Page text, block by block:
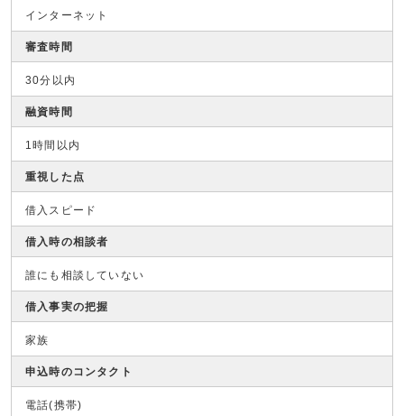
インターネット
審査時間
30分以内
融資時間
1時間以内
重視した点
借入スピード
借入時の相談者
誰にも相談していない
借入事実の把握
家族
申込時のコンタクト
電話(携帯)